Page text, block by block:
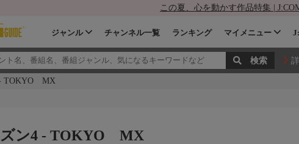
この夏、心を動かす作品特集 |
ジャンル チャンネル一覧 ランキング マイメニュー
- TOKYO MX
ズン4 - TOKYO MX